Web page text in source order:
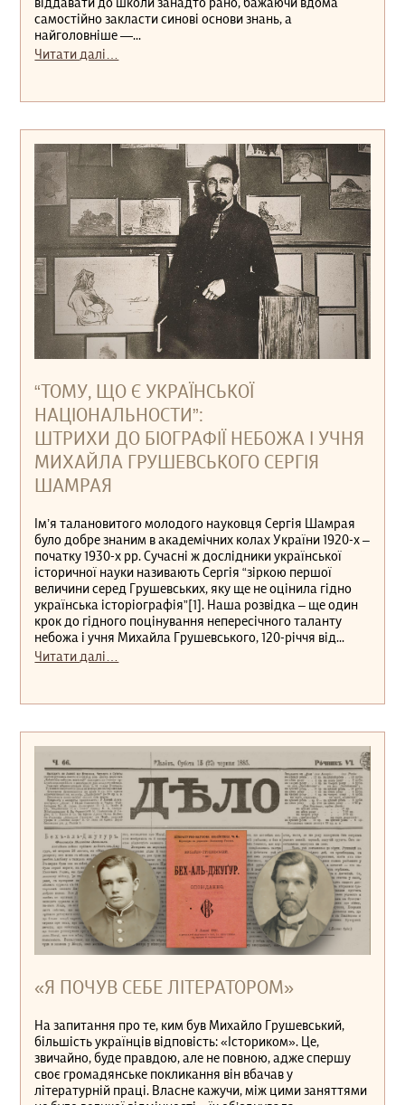
віддавати до школи занадто рано, бажаючи вдома
самостійно закласти синові основи знань, а
найголовніше —...
Читати далі…
“ТОМУ, ЩО Є УКРАЇНСЬКОЇ
НАЦІОНАЛЬНОСТИ”:
ШТРИХИ ДО БІОГРАФІЇ НЕБОЖА І УЧНЯ
МИХАЙЛА ГРУШЕВСЬКОГО СЕРГІЯ
ШАМРАЯ
Ім’я талановитого молодого науковця Сергія Шамрая
було добре знаним в академічних колах України 1920-х –
початку 1930-х рр. Сучасні ж дослідники української
історичної науки називають Сергія “зіркою першої
величини серед Грушевських, яку ще не оцінила гідно
українська історіографія”[1]. Наша розвідка – ще один
крок до гідного поцінування непересічного таланту
небожа і учня Михайла Грушевського, 120-річчя від...
Читати далі…
«Я ПОЧУВ СЕБЕ ЛІТЕРАТОРОМ»
На запитання про те, ким був Михайло Грушевський,
більшість українців відповість: «Істориком». Це,
звичайно, буде правдою, але не повною, адже спершу
своє громадянське покликання він вбачав у
літературній праці. Власне кажучи, між цими заняттями